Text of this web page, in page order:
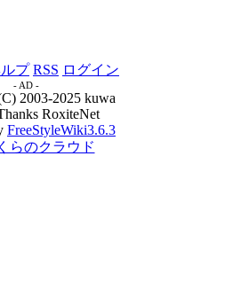
プ RSS ログイン
- AD -
2003-2025 kuwa
RoxiteNet
FreeStyleWiki3.6.3
らのクラウド